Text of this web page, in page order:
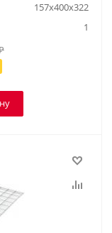
157x400x322
1